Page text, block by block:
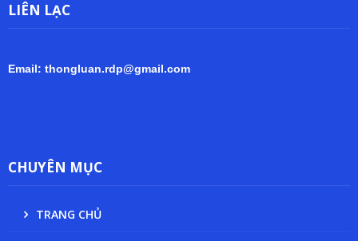
LIÊN LẠC
Email: thongluan.rdp@gmail.com
CHUYÊN MỤC
TRANG CHỦ